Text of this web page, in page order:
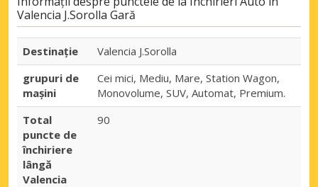
Valencia J.Sorolla Gară
Destinaţie
Valencia J.Sorolla
grupuri de
mașini
Cei mici, Mediu, Mare, Station Wagon,
Monovolume, SUV, Automat, Premium.
Total
puncte de
închiriere
lângă
Valencia
90